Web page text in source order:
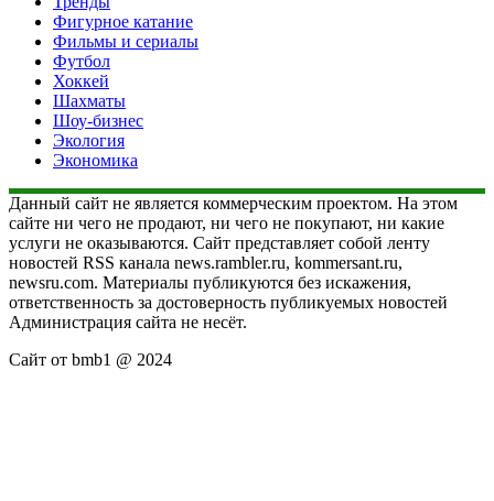
Фигурное катание
Фильмы и сериалы
Футбол
Хоккей
Шахматы
Шоу-бизнес
Экология
Экономика
Данный сайт не является коммерческим проектом. На этом
сайте ни чего не продают, ни чего не покупают, ни какие
услуги не оказываются. Сайт представляет собой ленту
новостей RSS канала news.rambler.ru, kommersant.ru,
newsru.com. Материалы публикуются без искажения,
ответственность за достоверность публикуемых новостей
Администрация сайта не несёт.
Сайт от bmb1 @ 2024